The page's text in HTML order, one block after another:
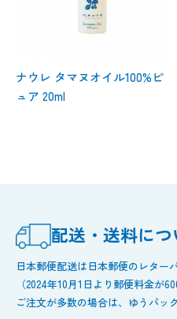
ナウレ タマヌオイル100%ピ
ュア 20ml
配送・送料につ
日本郵便配送は日本郵便のレター
（2024年10月1日より郵便料金が
ご注文が多数の場合は、ゆうパッ